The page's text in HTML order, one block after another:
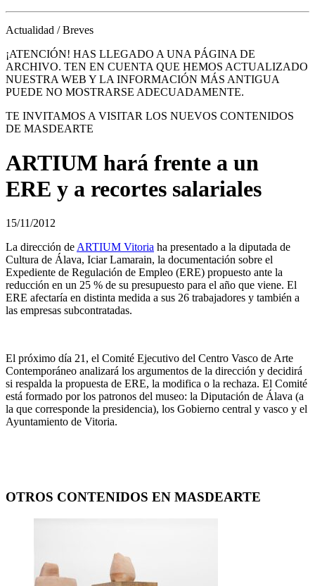
Actualidad / Breves
¡ATENCIÓN! HAS LLEGADO A UNA PÁGINA DE
ARCHIVO. TEN EN CUENTA QUE HEMOS ACTUALIZADO
NUESTRA WEB Y LA INFORMACIÓN MÁS ANTIGUA
PUEDE NO MOSTRARSE ADECUADAMENTE.
TE INVITAMOS A VISITAR LOS NUEVOS CONTENIDOS
DE MASDEARTE
ARTIUM hará frente a un
ERE y a recortes salariales
15/11/2012
La dirección deARTIUM Vitoria ha presentado a la diputada de
Cultura de Álava, Iciar Lamarain, la documentación sobre el
Expediente de Regulación de Empleo (ERE) propuesto ante la
reducción en un 25 % de su presupuesto para el año que viene. El
ERE afectaría en distinta medida a sus 26 trabajadores y también a
las empresas subcontratadas.
El próximo día 21, el Comité Ejecutivo del Centro Vasco de Arte
Contemporáneo analizará los argumentos de la dirección y decidirá
si respalda la propuesta de ERE, la modifica o la rechaza. El Comité
está formado por los patronos del museo: la Diputación de Álava (a
la que corresponde la presidencia), los Gobierno central y vasco y el
Ayuntamiento de Vitoria.
OTROS CONTENIDOS EN MASDEARTE